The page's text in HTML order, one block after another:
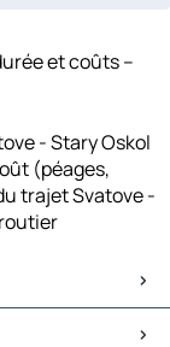
et coûts –
- Stary Oskol
(péages,
trajet Svatove -